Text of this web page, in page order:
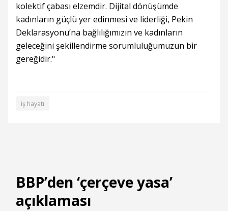
kolektif çabası elzemdir. Dijital dönüşümde
kadınların güçlü yer edinmesi ve liderliği, Pekin
Deklarasyonu’na bağlılığımızın ve kadınların
geleceğini şekillendirme sorumluluğumuzun bir
gereğidir."
iş hayatı
BBP’den ‘çerçeve yasa’
açıklaması